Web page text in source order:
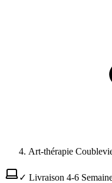
Art-thérapie
✓ Livraison 4-6